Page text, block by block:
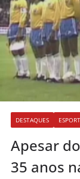
DESTAQUES
Apesar
35 anos